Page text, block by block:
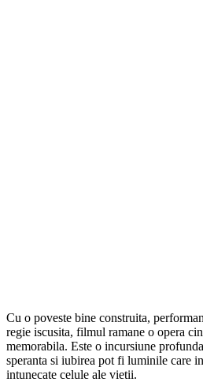
Cu o poveste bine construita,
regie iscusita, filmul ramane o opera
memorabila. Este o incursiune
speranta si iubirea pot fi luminile care
intunecate celule ale vietii.